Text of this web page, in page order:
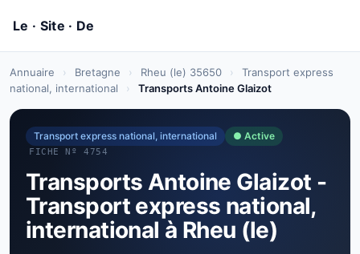
Annuaire › Bretagne › Rheu (le) 35650 ›
Transport express
national, international
› Transports Antoine Glaizot
Transport express national, international ● Active
FICHE Nº 4754
Transports Antoine Glaizot -
Transport express national,
international à Rheu (le)